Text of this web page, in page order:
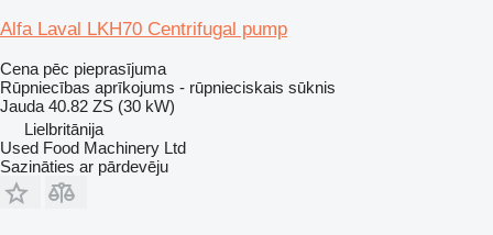
Alfa Laval LKH70 Centrifugal pump
Cena pēc pieprasījuma
Rūpniecības aprīkojums - rūpnieciskais sūknis
Jauda 40.82 ZS (30 kW)
Lielbritānija
Used Food Machinery Ltd
Sazināties ar pārdevēju